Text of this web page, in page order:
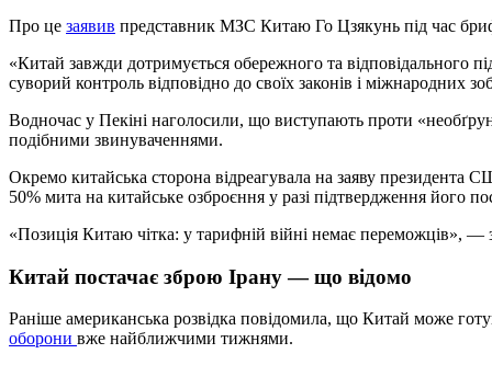
Про це заявив представник МЗС Китаю Го Цзякунь під час
«Китай завжди дотримується обережного та відповідального
суворий контроль відповідно до своїх законів і міжнародних
Водночас у Пекіні наголосили, що виступають проти
подібними звинуваченнями.
Окремо китайська сторона відреагувала на заяву
50% мита на китайське озброєння у разі підтвердження його
«Позиція Китаю чітка: у тарифній війні немає переможців», —
Китай постачає зброю Ірану — що відомо
Раніше американська розвідка повідомила, що Китай може
оборони вже найближчими тижнями.